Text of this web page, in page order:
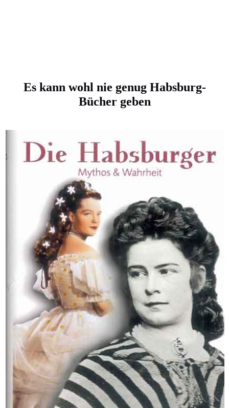
Es kann wohl nie genug Habsburg-
Bücher geben